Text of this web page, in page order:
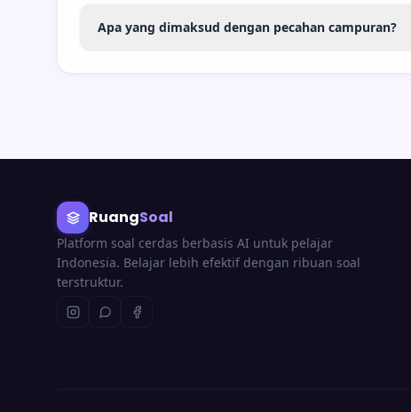
Apa yang dimaksud dengan pecahan campuran?
RuangSoal
Platform soal cerdas berbasis AI untuk pelajar
Indonesia. Belajar lebih efektif dengan ribuan soal
terstruktur.